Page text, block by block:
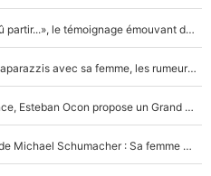
F1 : « Je lui ai fait un câlin, puis j’ai dû partir...», le témoignage émouvant de Max Verstappen sur sa fille
F1 : Charles Leclerc surpris par les paparazzis avec sa femme, les rumeurs étaient vraies !
Comme pour le final du Tour de France, Esteban Ocon propose un Grand Prix de Formule 1 à Paris : «Autour de l’Arc de Triomphe, ce serait génial» !
Nouvelle rumeur autour de la santé de Michael Schumacher : Sa femme Corinna sort du silence